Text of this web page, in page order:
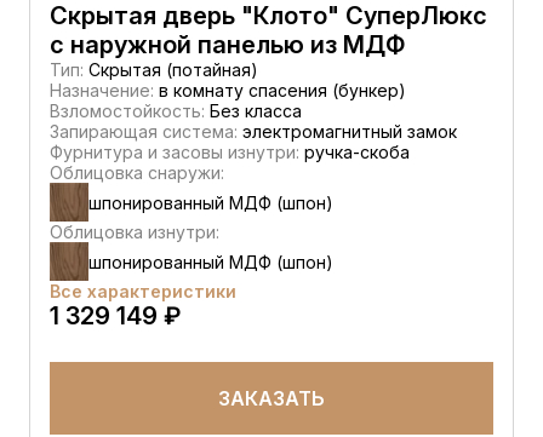
Скрытая дверь "Клото" СуперЛюкс
с наружной панелью из МДФ
Тип: Скрытая (потайная)
Назначение: в комнату спасения (бункер)
Взломостойкость: Без класса
Запирающая система: электромагнитный замок
Фурнитура и засовы изнутри: ручка-скоба
Облицовка снаружи:
шпонированный МДФ (шпон)
Облицовка изнутри:
шпонированный МДФ (шпон)
Все характеристики
1 329 149 ₽
ЗАКАЗАТЬ